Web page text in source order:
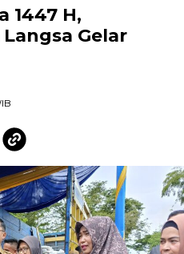
1447 H,
Gelar